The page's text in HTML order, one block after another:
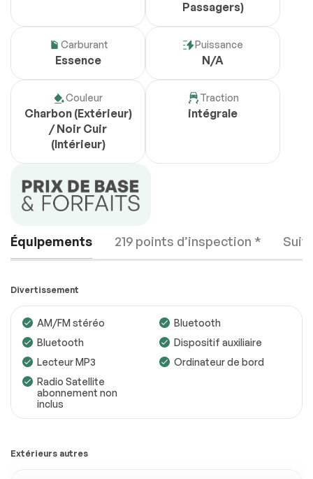
Passagers)
Carburant
Essence
Puissance
N/A
Couleur
Charbon (Extérieur)
/ Noir Cuir
(Intérieur)
Traction
intégrale
Équipements 219 points d’inspection *
Transmission
Système électrique
Éclairage
Divertissement
AM/FM stéréo
Bluetooth
Bluetooth
Dispositif auxiliaire
Lecteur MP3
Ordinateur de bord
Radio Satellite
abonnement non
inclus
Extérieurs autres